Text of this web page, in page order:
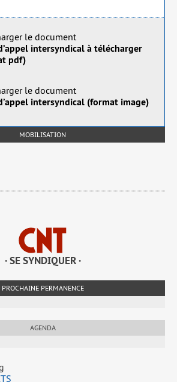
le document
intersyndical à télécharger
pdf)
le document
intersyndical (format image)
MOBILISATION
· SE SYNDIQUER ·
PROCHAINE PERMANENCE
AGENDA